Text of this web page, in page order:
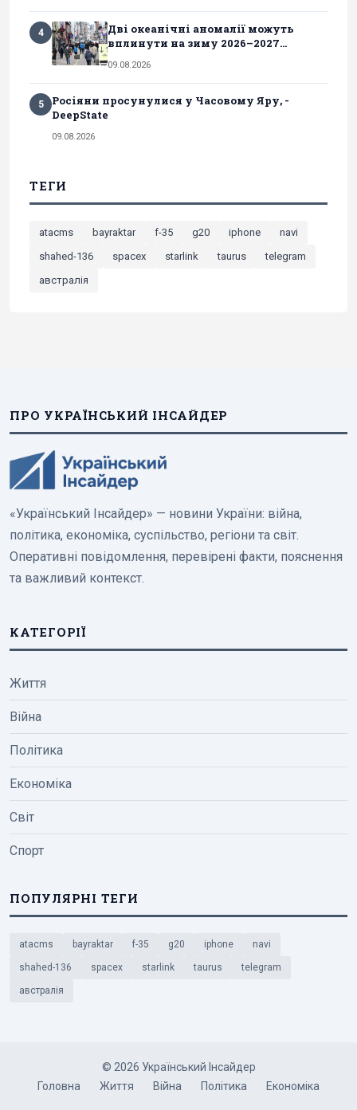
4
Дві океанічні аномалії можуть
вплинути на зиму 2026–2027...
09.08.2026
5
Росіяни просунулися у Часовому Яру, -
DeepState
09.08.2026
ТЕГИ
atacms bayraktar f-35 g20 iphone
navi
shahed-136
spacex starlink taurus
telegram
австралія
ПРО УКРАЇНСЬКИЙ ІНСАЙДЕР
«Український Інсайдер» — новини України: війна,
політика, економіка, суспільство, регіони та світ.
Оперативні повідомлення, перевірені факти, пояснення
та важливий контекст.
КАТЕГОРІЇ
Життя
Війна
Політика
Економіка
Світ
Спорт
ПОПУЛЯРНІ ТЕГИ
atacms bayraktar f-35 g20 iphone navi
shahed-136 spacex starlink taurus telegram
австралія
© 2026 Український Інсайдер
Головна
Життя Війна Політика Економіка